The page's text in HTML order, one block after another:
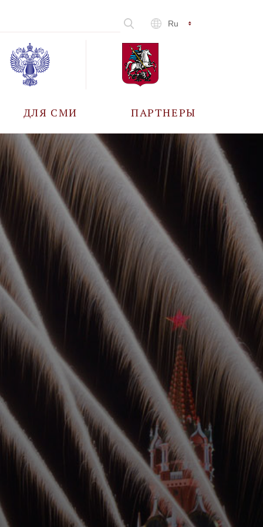
Ru
ДЛЯ СМИ
АККРЕДИТАЦИЯ
ПАРТНЕРЫ